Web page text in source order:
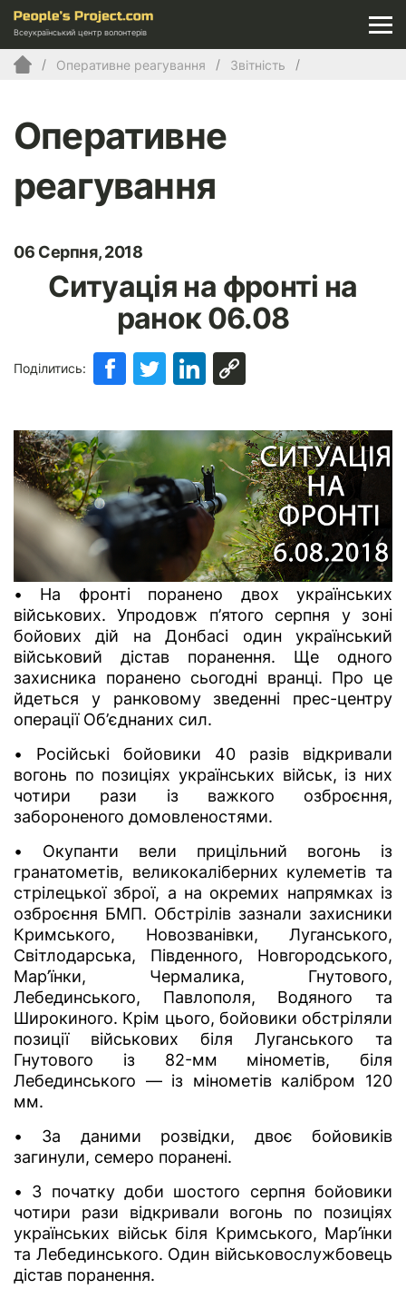
Всеукраїнський центр волонтерів
Оперативне реагування Звітність
Оперативне
реагування
06 Серпня, 2018
Ситуація на фронті на
ранок 06.08
Поділитись:
• На фронті поранено двох українських
військових. Упродовж п’ятого серпня у зоні
бойових дій на Донбасі один український
військовий дістав поранення. Ще одного
захисника поранено сьогодні вранці. Про це
йдеться у ранковому зведенні прес-центру
операції Об’єднаних сил.
• Російські бойовики 40 разів відкривали
вогонь по позиціях українських військ, із них
чотири рази із важкого озброєння,
забороненого домовленостями.
• Окупанти вели прицільний вогонь із
гранатометів, великокаліберних кулеметів та
стрілецької зброї, а на окремих напрямках із
озброєння БМП. Обстрілів зазнали захисники
Кримського, Новозванівки, Луганського,
Світлодарська, Південного, Новгородського,
Мар’їнки, Чермалика, Гнутового,
Лебединського, Павлополя, Водяного та
Широкиного. Крім цього, бойовики обстріляли
позиції військових біля Луганського та
Гнутового із 82-мм мінометів, біля
Лебединського — із мінометів калібром 120
мм.
• За даними розвідки, двоє бойовиків
загинули, семеро поранені.
• З початку доби шостого серпня бойовики
чотири рази відкривали вогонь по позиціях
українських військ біля Кримського, Мар’їнки
та Лебединського. Один військовослужбовець
дістав поранення.